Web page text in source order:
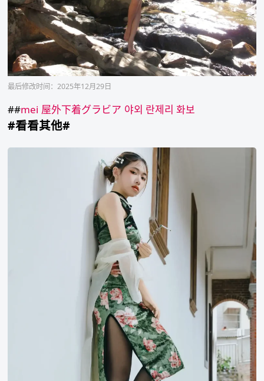
最后修改时间：2025年12月29日
##mei 屋外下着グラビア 야외 란제리 화보
#看看其他#